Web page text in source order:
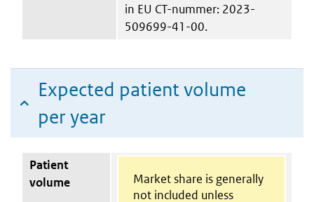
in EU CT-nummer: 2023-
509699-41-00.
Expected patient volume
per year
Patient
volume
Market share is generally
not included unless